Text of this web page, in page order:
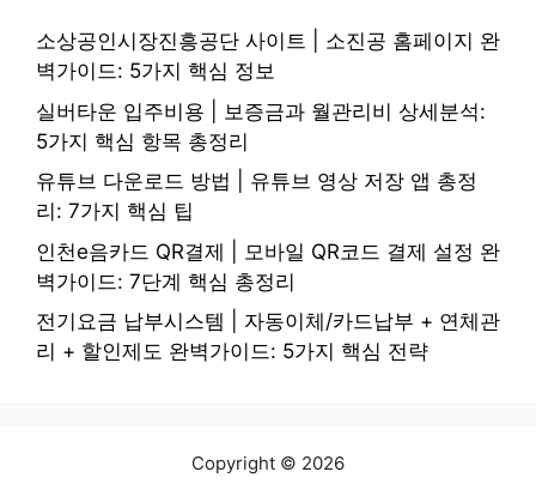
소상공인시장진흥공단 사이트 | 소진공 홈페이지 완
벽가이드: 5가지 핵심 정보
실버타운 입주비용 | 보증금과 월관리비 상세분석:
5가지 핵심 항목 총정리
유튜브 다운로드 방법 | 유튜브 영상 저장 앱 총정
리: 7가지 핵심 팁
인천e음카드 QR결제 | 모바일 QR코드 결제 설정 완
벽가이드: 7단계 핵심 총정리
전기요금 납부시스템 | 자동이체/카드납부 + 연체관
리 + 할인제도 완벽가이드: 5가지 핵심 전략
Copyright © 2026